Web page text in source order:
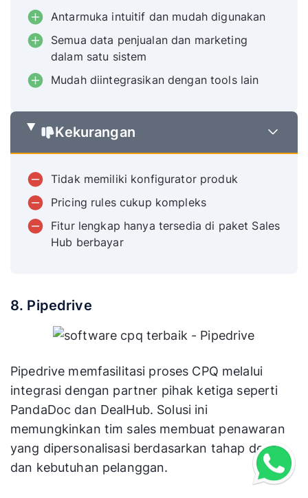
Antarmuka intuitif dan mudah digunakan
Semua data penjualan dan marketing
dalam satu sistem
Mudah diintegrasikan dengan tools lain
Kekurangan
Tidak memiliki konfigurator produk
Pricing rules cukup kompleks
Fitur lengkap hanya tersedia di paket Sales
Hub berbayar
8. Pipedrive
Pipedrive memfasilitasi proses CPQ melalui
integrasi dengan partner pihak ketiga seperti
PandaDoc dan DealHub. Solusi ini
memungkinkan tim sales membuat penawaran
yang dipersonalisasi berdasarkan tahap deal
dan kebutuhan pelanggan.